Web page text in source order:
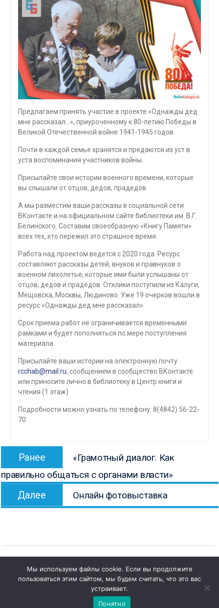
Предлагаем принять участие в проекте «Однажды дед
мне рассказал…», приуроченному к 80-летию Победы в
Великой Отечественной войне 1941-1945 годов.
Почти в каждой семье хранятся и предаются из уст в
уста воспоминания участников войны.
Присылайте свои истории военного времени, которые
вы слышали от отцов, дедов, прадедов.
А мы разместим ваши рассказы в социальной сети
ВКонтакте и на официальном сайте библиотеки им. В.Г.
Белинского. Составим своеобразную «Книгу Памяти»
всех тех, кто пережил это страшное время.
Работа над проектом ведется с 2020 года. Ресурс
составляют рассказы детей, внуков и правнуков о
военном лихолетье, которые ими были услышаны от
отцов, дедов и прадедов. Отклики поступили из Калуги,
Мещовска, Москвы, Людиново. Уже 19 очерков вошли в
ресурс «Однажды дед мне рассказал».
Срок приема работ не ограничивается временными
рамками и будет пополняться по мере поступления
материала.
Присылайте ваши истории на электронную почту
rcchab@mail.ru, сообщением в сообщество ВКонтакте
или приносите лично в библиотеку в Центр книги и
чтения (1 этаж)
Подробности можно узнать по телефону: 8(4842) 56-22-
70
Навигация
записям
Ранее
запись:
«Грамотный диалог. Как
правильно общаться с органами власти»
Далее Следующая
запись:
Онлайн фотовыставка
Copyright © Все права защищены.
КОНБ им. В.Г. Белинского
Мы используем файлы cookie. Если вы продолжите
пользоваться этим сайтом, мы будем считать, что это вас
устраивает.
Понятно
Чат с
администратором